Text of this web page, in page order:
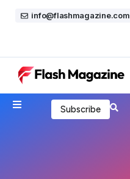
info@flashmagazine.com
Subscribe